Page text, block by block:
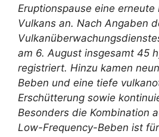
Eruptionspause eine erneute
Vulkans an. Nach Angaben
am 6. August insgesamt 45
registriert. Hinzu kamen
Beben und eine tiefe
Erschütterung sowie
Besonders die Kombination
Low-Frequency-Beben ist